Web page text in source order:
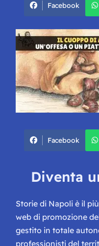
Facebook
Facebook
Diventa
Storie di Napoli è il
web di promozione
gestito in totale
professionisti del